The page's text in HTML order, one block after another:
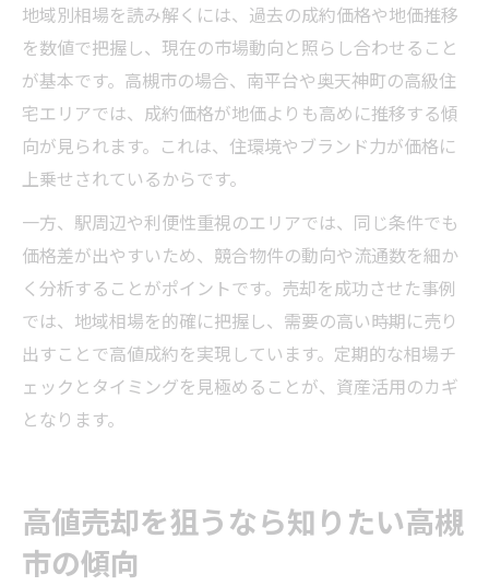
地域別相場を読み解くには、過去の成約価格や地価推移
を数値で把握し、現在の市場動向と照らし合わせること
が基本です。高槻市の場合、南平台や奥天神町の高級住
宅エリアでは、成約価格が地価よりも高めに推移する傾
向が見られます。これは、住環境やブランド力が価格に
上乗せされているからです。
一方、駅周辺や利便性重視のエリアでは、同じ条件でも
価格差が出やすいため、競合物件の動向や流通数を細か
く分析することがポイントです。売却を成功させた事例
では、地域相場を的確に把握し、需要の高い時期に売り
出すことで高値成約を実現しています。定期的な相場チ
ェックとタイミングを見極めることが、資産活用のカギ
となります。
高値売却を狙うなら知りたい高槻
市の傾向